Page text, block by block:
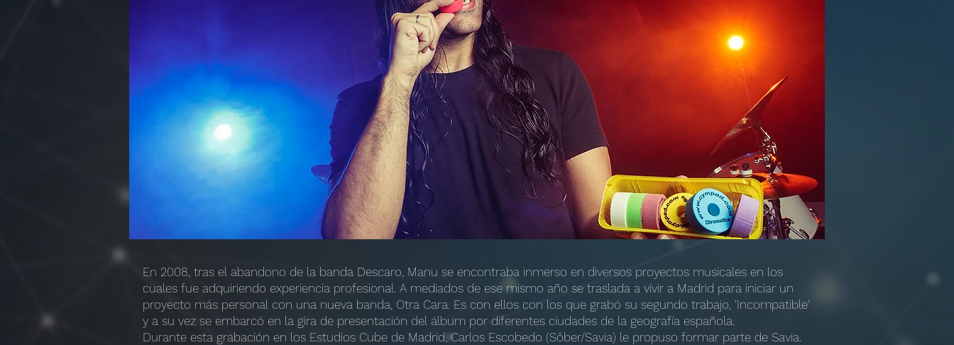
En 2008, tras el abandono de la banda Descaro, Manu se encontraba inmerso en diversos proyectos musicales en los
cuales fue adquiriendo experiencia profesional. A mediados de ese mismo año se traslada a vivir a Madrid para iniciar un
proyecto más personal con una nueva banda, Otra Cara. Es con ellos con los que grabó su segundo trabajo, 'Incompatible'
y a su vez se embarcó en la gira de presentación del álbum por diferentes ciudades de la geografía española.
Durante esta grabación en los Estudios Cube de Madrid, Carlos Escobedo (Sôber/Savia) le propuso formar parte de Savia.